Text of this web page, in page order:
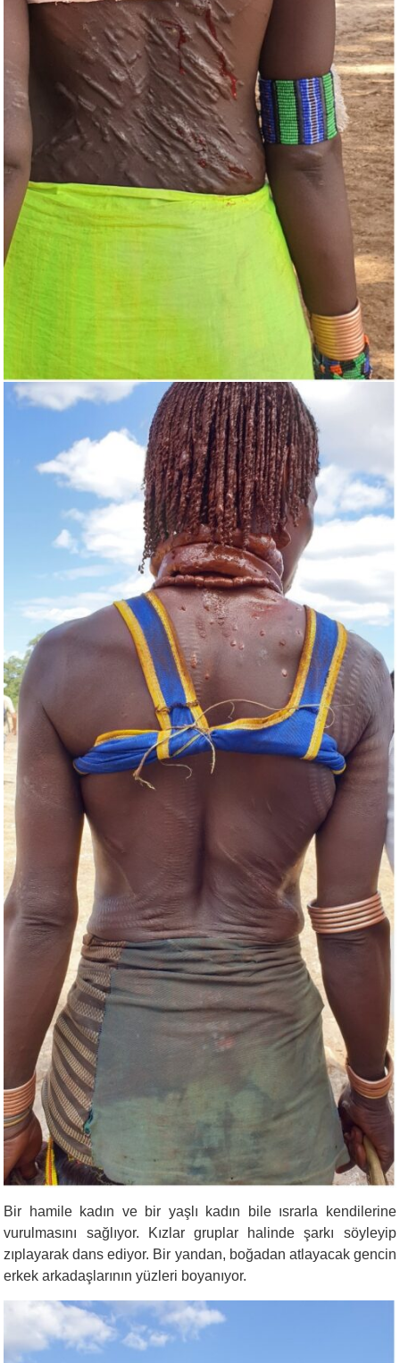
Bir hamile kadın ve bir yaşlı kadın bile ısrarla kendilerine
vurulmasını sağlıyor. Kızlar gruplar halinde şarkı söyleyip
zıplayarak dans ediyor. Bir yandan, boğadan atlayacak gencin
erkek arkadaşlarının yüzleri boyanıyor.